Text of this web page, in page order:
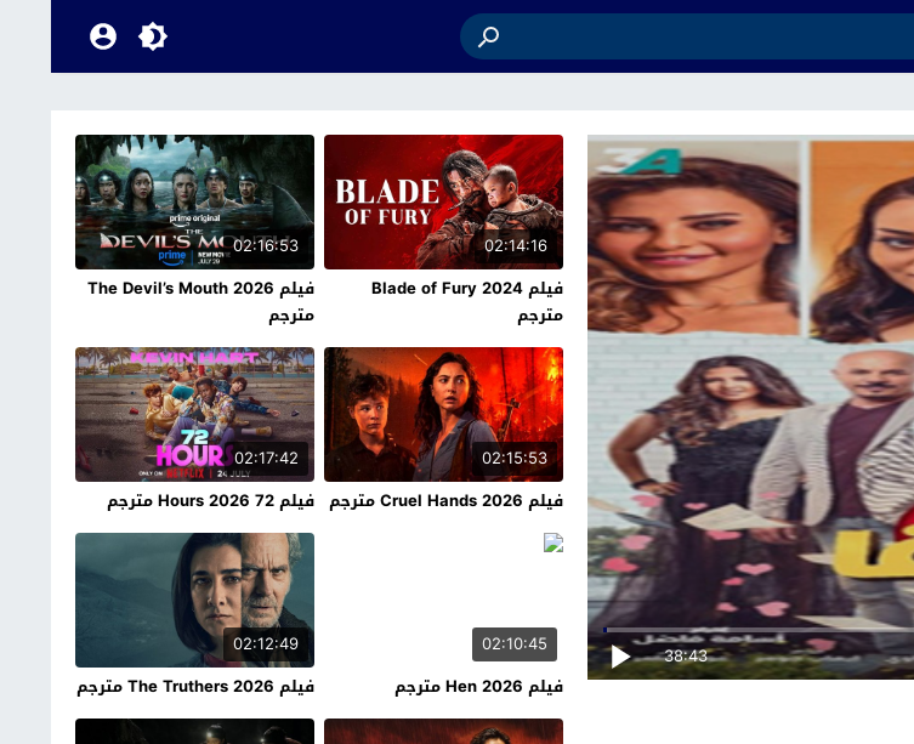
38:43
02:14:16
فيلم Blade of Fury 2024
مترجم
02:16:53
فيلم The Devil’s Mouth 2026
مترجم
02:15:53
فيلم Cruel Hands 2026 مترجم
02:17:42
فيلم 72 Hours 2026 مترجم
02:10:45
فيلم Hen 2026 مترجم
02:12:49
فيلم The Truthers 2026 مترجم